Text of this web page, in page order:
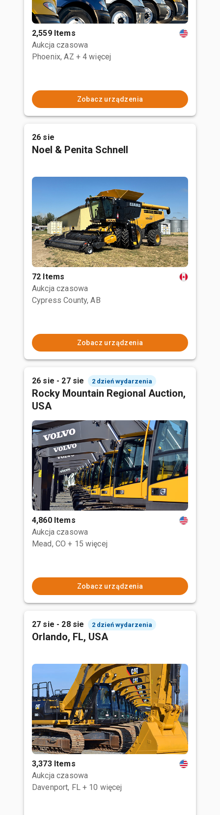
2,559 Items
Aukcja czasowa
Phoenix, AZ + 4 więcej
Zobacz urządzenia
26 sie
Noel & Penita Schnell
72 Items
Aukcja czasowa
Cypress County, AB
Zobacz urządzenia
26 sie - 27 sie 2 dzień wydarzenia
Rocky Mountain Regional Auction,
USA
4,860 Items
Aukcja czasowa
Mead, CO + 15 więcej
Zobacz urządzenia
27 sie - 28 sie 2 dzień wydarzenia
Orlando, FL, USA
3,373 Items
Aukcja czasowa
Davenport, FL + 10 więcej